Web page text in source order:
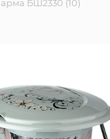
БШ2330 (10)